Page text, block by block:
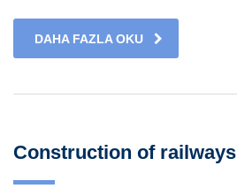
DAHA FAZLA OKU
Construction of railways